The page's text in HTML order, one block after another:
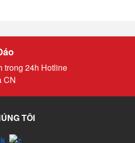
trong 24h Hotline
CN
TÔI